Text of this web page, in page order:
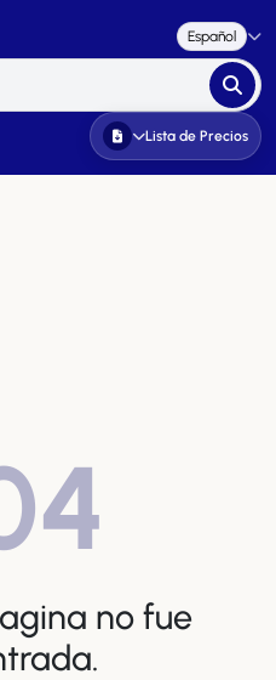
Español
Lista de Precios
no fue